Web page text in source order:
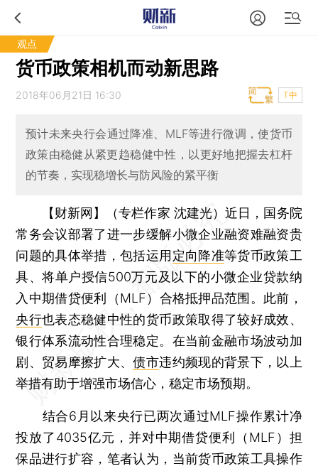
观点
货币政策相机而动新思路
2018年06月21日 16:30 T中
预计未来央行会通过降准、MLF等进行微调，使货币
政策由稳健从紧更趋稳健中性，以更好地把握去杠杆
的节奏，实现稳增长与防风险的紧平衡
【财新网】（专栏作家 沈建光）近日，国务院
常务会议部署了进一步缓解小微企业融资难融资贵
问题的具体举措，包括运用 定向降准等货币政策工
具、将单户授信500万元及以下的小微企业贷款纳
入中期借贷便利（MLF）合格抵押品范围。此前，
央行也表态稳健中性的货币政策取得了较好成效、
银行体系流动性合理稳定。在当前金融市场波动加
剧、贸易摩擦扩大、债市违约频现的背景下，以上
举措有助于增强市场信心，稳定市场预期。
结合6月以来央行已两次通过MLF操作累计净
投放了4035亿元，并对中期借贷便利（MLF）担
保品进行扩容，笔者认为，当前货币政策工具操作